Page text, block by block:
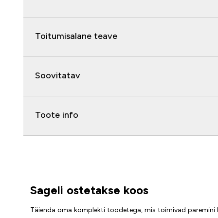
Toitumisalane teave
Soovitatav
Toote info
Sageli ostetakse koos
Täienda oma komplekti toodetega, mis toimivad paremini